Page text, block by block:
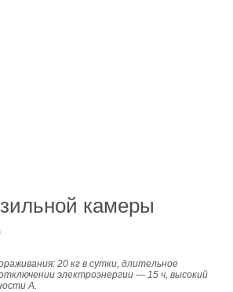
камеры
20 кг в сутки, длительное
электроэнергии — 15 ч, высокий
А.